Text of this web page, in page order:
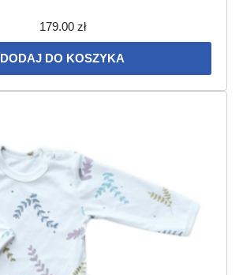
179.00 zł
DODAJ DO KOSZYKA